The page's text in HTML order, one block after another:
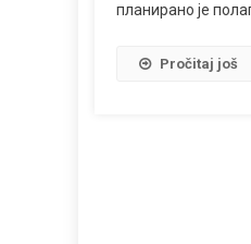
планирано је
Pročitaj još